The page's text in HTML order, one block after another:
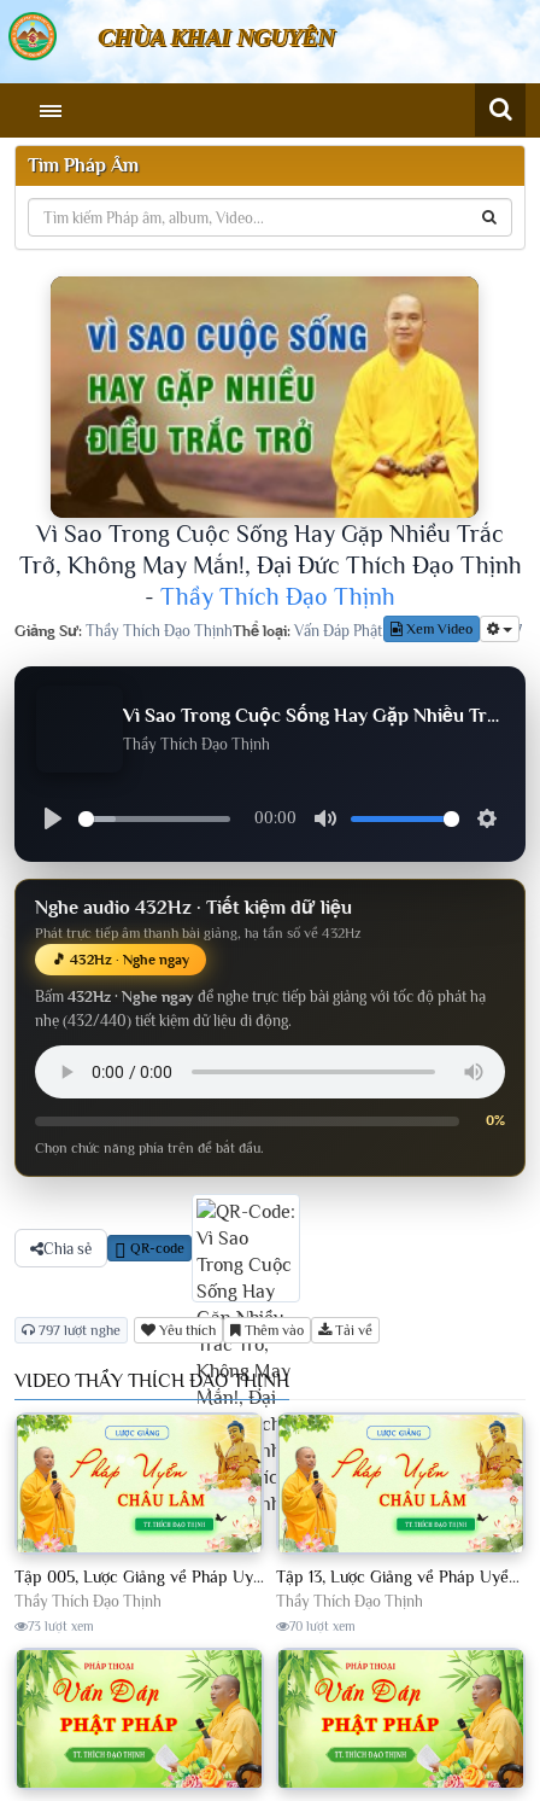
CHÙA KHAI NGUYÊN
Tìm Pháp Âm
Vì Sao Trong Cuộc Sống Hay Gặp Nhiều Trắc
Trở, Không May Mắn!, Đại Đức Thích Đạo Thịnh
- Thầy Thích Đạo Thịnh
Giảng Sư: Thầy Thích Đạo ThịnhThể loại: Vấn Đáp Phật PhápLượt nghe:797
Xem Video
Vì Sao Trong Cuộc Sống Hay Gặp Nhiều Trắc Trở, Không May Mắn!, Đại Đức Thích Đạo Thịnh
Thầy Thích Đạo Thịnh
00:00
Nghe audio 432Hz · Tiết kiệm dữ liệu
Phát trực tiếp âm thanh bài giảng, hạ tần số về 432Hz
🎵 432Hz · Nghe ngay
Bấm 432Hz · Nghe ngay để nghe trực tiếp bài giảng với tốc độ phát hạ
nhẹ (432/440) tiết kiệm dữ liệu di động.
0%
Chọn chức năng phía trên để bắt đầu.
Chia sẻ QR-code
797 lượt nghe Yêu thích Thêm vào Tải về
VIDEO THẦY THÍCH ĐẠO THỊNH
Tập 005, Lược Giảng về Pháp Uyển Châu Lâm, Chủ giảng TT Thích Đạo Thịnh
Thầy Thích Đạo Thịnh
73 lượt xem
Tập 13, Lược Giảng về Pháp Uyển Châu Lâm, Chủ giảng TT Thích Đạo Thịnh
Thầy Thích Đạo Thịnh
70 lượt xem